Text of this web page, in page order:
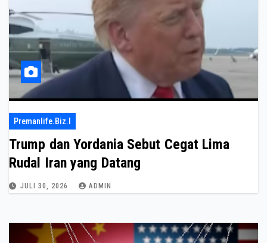
Premanlife.biz.i
Trump dan Yordania Sebut Cegat Lima
Rudal Iran yang Datang
JULI 30, 2026 ADMIN